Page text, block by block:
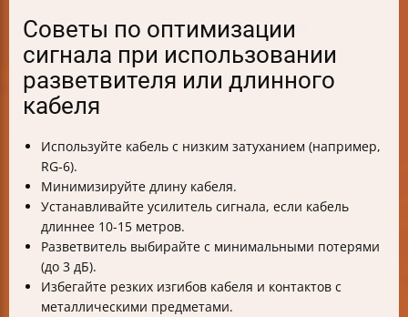
Советы по оптимизации
сигнала при использовании
разветвителя или длинного
кабеля
Используйте кабель с низким затуханием (например,
RG-6).
Минимизируйте длину кабеля.
Устанавливайте усилитель сигнала, если кабель
длиннее 10-15 метров.
Разветвитель выбирайте с минимальными потерями
(до 3 дБ).
Избегайте резких изгибов кабеля и контактов с
металлическими предметами.